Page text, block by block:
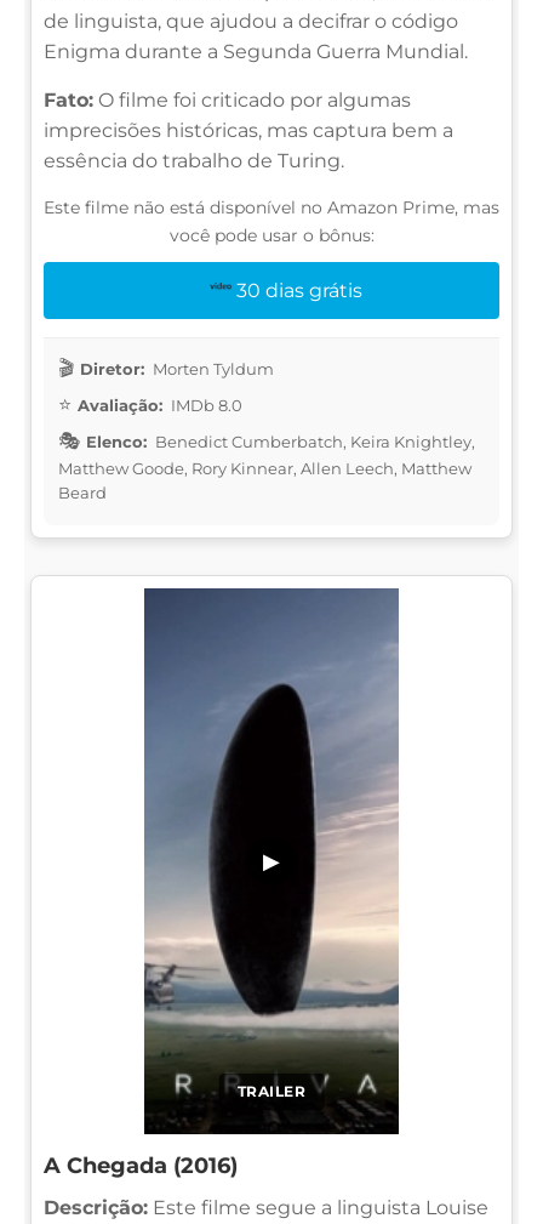
de linguista, que ajudou a decifrar o código
Enigma durante a Segunda Guerra Mundial.
Fato: O filme foi criticado por algumas
imprecisões históricas, mas captura bem a
essência do trabalho de Turing.
Este filme não está disponível no Amazon Prime, mas
você pode usar o bônus:
30 dias grátis
Diretor: Morten Tyldum
Avaliação: IMDb 8.0
Elenco: Benedict Cumberbatch, Keira Knightley,
Matthew Goode, Rory Kinnear, Allen Leech, Matthew
Beard
TRAILER
▶
A Chegada (2016)
Descrição: Este filme segue a linguista Louise